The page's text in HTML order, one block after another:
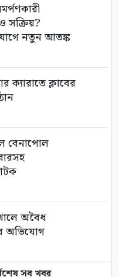
সক্রিয়?
নতুন আতঙ্ক
ক্যারাতে ক্লাবের
বেনাপোল
অবৈধ
অভিযোগ
সব খবর